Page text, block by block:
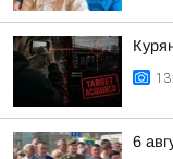
6